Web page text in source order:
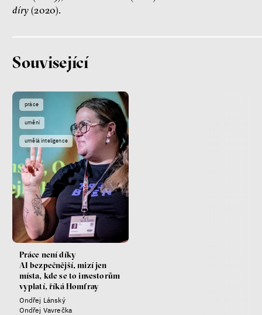
Ondřej Slačálek
díry (2020).
Související
práce
umění
umělá inteligence
Práce není díky
AI bezpečnější, mizí jen
místa, kde se to investorům
vyplatí, říká Homfray
Ondřej Lánský
Ondřej Vavrečka